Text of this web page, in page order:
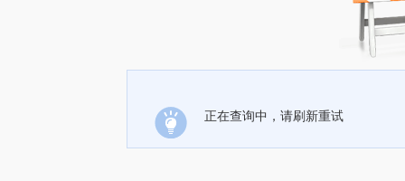
正在查询中，请刷新重试